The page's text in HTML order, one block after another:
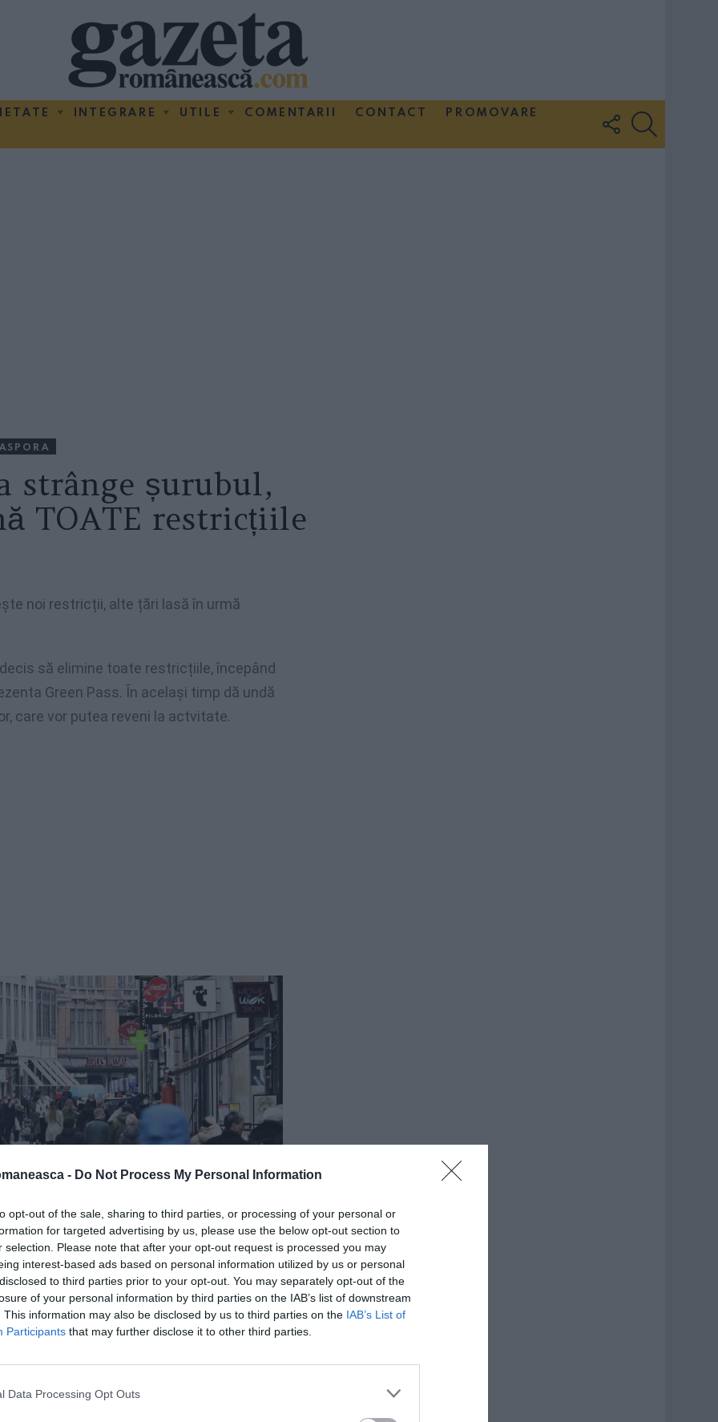
- Do Not Process My Personal Information
opt-out of the sale, sharing to third parties, or processing of your personal or
for targeted advertising by us, please use the below opt-out section to
selection. Please note that after your opt-out request is processed you may
interest-based ads based on personal information utilized by us or personal
to third parties prior to your opt-out. You may separately opt-out of the
of your personal information by third parties on the IAB’s list of downstream
This information may also be disclosed by us to third parties on the IAB’s List of
Participants that may further disclose it to other third parties.
Data Processing Opt Outs
INTEGRARE UTILE COMENTARII CONTACT
PROMOVARE
FOLLOW
US
strânge șurubul,
TOATE restricțiile
noi restricții, alte țări lasă în urmă
să elimine toate restricțiile, începând
Green Pass. În același timp dă undă
care vor putea reveni la actvitate.
în Danemarca
ce cetățenii nu vor mai avea nevoie să
acces la o viață normală (obligație care
străinătate).